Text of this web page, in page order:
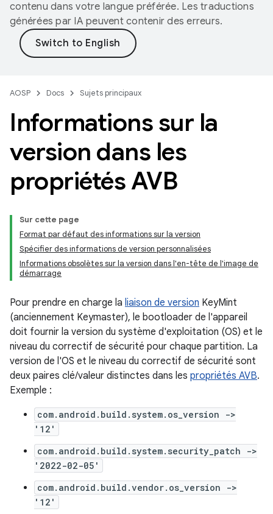
contenu dans votre langue préférée. Les traductions
générées par IA peuvent contenir des erreurs.
AOSP Docs Sujets principaux
Informations sur la
version dans les
propriétés AVB
Sur cette page
Format par défaut des informations sur la version
Spécifier des informations de version personnalisées
Informations obsolètes sur la version dans l'en-tête de l'image de
démarrage
Pour prendre en charge la liaison de version KeyMint
(anciennement Keymaster), le bootloader de l'appareil
doit fournir la version du système d'exploitation (OS) et le
niveau du correctif de sécurité pour chaque partition. La
version de l'OS et le niveau du correctif de sécurité sont
deux paires clé/valeur distinctes dans les propriétés AVB.
Exemple :
com.android.build.system.os_version ->
'12'
com.android.build.system.security_patch ->
'2022-02-05'
com.android.build.vendor.os_version ->
'12'